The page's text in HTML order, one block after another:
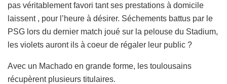
pas véritablement favori tant ses prestations à domicile
laissent , pour l’heure à désirer. Séchements battus par le
PSG lors du dernier match joué sur la pelouse du Stadium,
les violets auront ils à coeur de régaler leur public ?
Avec un Machado en grande forme, les toulousains
récupèrent plusieurs titulaires.